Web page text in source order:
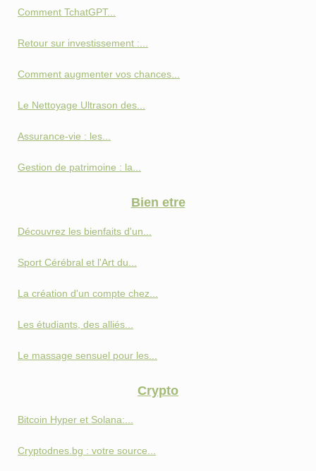
Comment TchatGPT...
Retour sur investissement :...
Comment augmenter vos chances...
Le Nettoyage Ultrason des...
Assurance-vie : les...
Gestion de patrimoine : la...
Bien etre
Découvrez les bienfaits d'un...
Sport Cérébral et l'Art du...
La création d'un compte chez...
Les étudiants, des alliés...
Le massage sensuel pour les...
Crypto
Bitcoin Hyper et Solana:...
Cryptodnes.bg : votre source...